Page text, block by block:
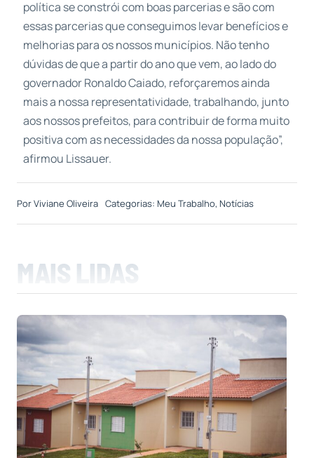
política se constrói com boas parcerias e são com
essas parcerias que conseguimos levar benefícios e
melhorias para os nossos municípios. Não tenho
dúvidas de que a partir do ano que vem, ao lado do
governador Ronaldo Caiado, reforçaremos ainda
mais a nossa representatividade, trabalhando, junto
aos nossos prefeitos, para contribuir de forma muito
positiva com as necessidades da nossa população”,
afirmou Lissauer.
PorViviane Oliveira Categorias: Meu Trabalho, Notícias
MAIS LIDAS